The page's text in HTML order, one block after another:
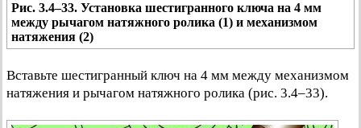
Рис. 3.4–33. Установка шестигранного ключа на 4 мм
между рычагом натяжного ролика (1) и механизмом
натяжения (2)
Вставьте шестигранный ключ на 4 мм между механизмом
натяжения и рычагом натяжного ролика (рис. 3.4–33).